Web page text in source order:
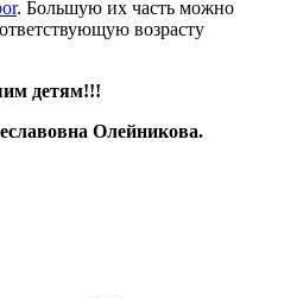
. Большую их часть можно
возрасту
детям!!!
Олейникова.